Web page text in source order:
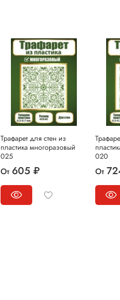
Трафарет для стен из
пластика многоразовый
025
От 605 ₽
020
От